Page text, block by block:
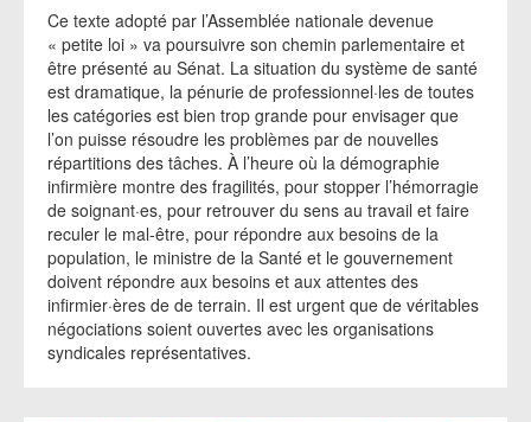
Ce texte adopté par l’Assemblée nationale devenue
« petite loi » va poursuivre son chemin parlementaire et
être présenté au Sénat. La situation du système de santé
est dramatique, la pénurie de professionnel·les de toutes
les catégories est bien trop grande pour envisager que
l’on puisse résoudre les problèmes par de nouvelles
répartitions des tâches. À l’heure où la démographie
infirmière montre des fragilités, pour stopper l’hémorragie
de soignant·es, pour retrouver du sens au travail et faire
reculer le mal-être, pour répondre aux besoins de la
population, le ministre de la Santé et le gouvernement
doivent répondre aux besoins et aux attentes des
infirmier·ères de de terrain. Il est urgent que de véritables
négociations soient ouvertes avec les organisations
syndicales représentatives.